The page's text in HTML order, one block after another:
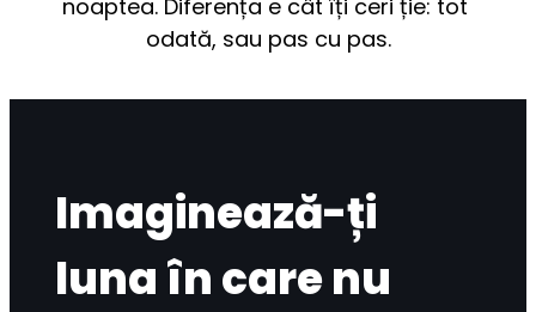
noaptea. Diferența e cât îți ceri ție: tot
odată, sau pas cu pas.
Imaginează-ți
luna în care nu